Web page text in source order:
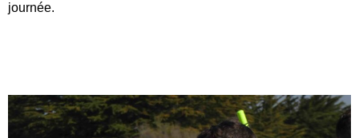
journée.